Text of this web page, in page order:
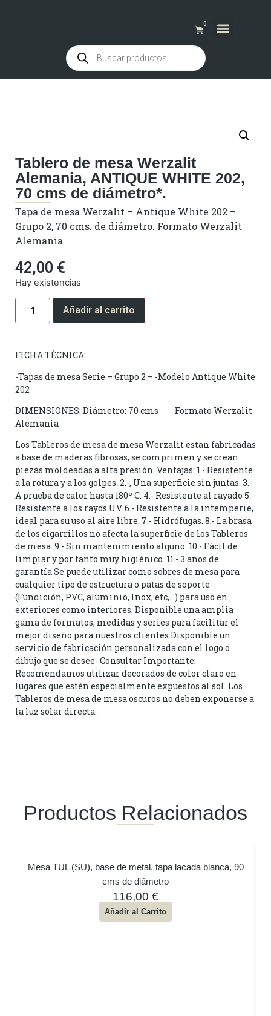
0
Tablero de mesa Werzalit
Alemania, ANTIQUE WHITE 202,
70 cms de diámetro*.
Tapa de mesa Werzalit – Antique White 202 –
Grupo 2, 70 cms. de diámetro. Formato Werzalit
Alemania
42,00 €
Hay existencias
Añadir al carrito
FICHA TÉCNICA:
-Tapas de mesa Serie – Grupo 2 – -Modelo Antique White
202
DIMENSIONES: Diámetro: 70 cms Formato Werzalit
Alemania
Los Tableros de mesa de mesa Werzalit estan fabricadas
a base de maderas fibrosas, se comprimen y se crean
piezas moldeadas a alta presión. Ventajas: 1.- Resistente
a la rotura y a los golpes. 2.-, Una superficie sin juntas. 3.-
A prueba de calor hasta 180º C. 4.- Resistente al rayado 5.-
Resistente a los rayos UV. 6.- Resistente a la intemperie,
ideal para su uso al aire libre. 7.- Hidrófugas. 8.- La brasa
de los cigarrillos no afecta la superficie de los Tableros
de mesa. 9.- Sin mantenimiento alguno. 10.- Fácil de
limpiar y por tanto muy higiénico. 11.- 3 años de
garantía Se puede utilizar como sobres de mesa para
cualquier tipo de estructura o patas de soporte
(Fundición, PVC, aluminio, Inox, etc,…) para uso en
exteriores como interiores. Disponible una amplia
gama de formatos, medidas y series para facilitar el
mejor diseño para nuestros clientes.Disponible un
servicio de fabricación personalizada con el logo o
dibujo que se desee- Consultar Importante:
Recomendamos utilizar decorados de color claro en
lugares que estén especialmente expuestos al sol. Los
Tableros de mesa de mesa oscuros no deben exponerse a
la luz solar directa.
Productos Relacionados
Mesa TUL (SU), base de metal, tapa lacada blanca, 90
cms de diámetro
116,00 €
Añadir al Carrito